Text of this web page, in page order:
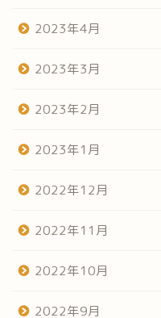
2023年4月
2023年3月
2023年2月
2023年1月
2022年12月
2022年11月
2022年10月
2022年9月